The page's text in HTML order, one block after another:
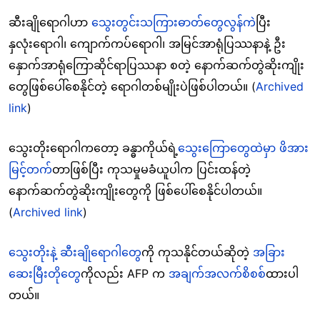
ဆီးချိုရောဂါဟာ သွေးတွင်းသကြားဓာတ်တွေလွန်ကဲ ပြီး
နှလုံးရောဂါ၊ ကျောက်ကပ်ရောဂါ၊ အမြင်အာရုံပြဿနာနဲ့ ဦး
နှောက်အာရုံကြောဆိုင်ရာပြဿနာ စတဲ့ နောက်ဆက်တွဲဆိုးကျိုး
တွေဖြစ်ပေါ်စေနိုင်တဲ့ ရောဂါတစ်မျိုးပဲဖြစ်ပါတယ်။ (Archived
link)
သွေးတိုးရောဂါကတော့ ခန္ဓာကိုယ်ရဲ့ သွေးကြောတွေထဲမှာ ဖိအား
မြင့်တက်တာဖြစ်ပြီး ကုသမှုမခံယူပါက ပြင်းထန်တဲ့
နောက်ဆက်တွဲဆိုးကျိုးတွေကို ဖြစ်ပေါ်စေနိုင်ပါတယ်။
(Archived link)
သွေးတိုးနဲ့ ဆီးချိုရောဂါတွေကို ကုသနိုင်တယ်ဆိုတဲ့ အခြား
ဆေးမြီးတိုတွေကိုလည်း AFP က အချက်အလက်စိစစ်ထားပါ
တယ်။